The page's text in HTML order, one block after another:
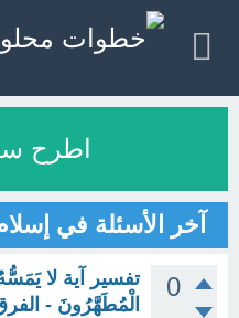
اطرح
آخر الأسئلة في
0
تفسير آية لا يَمَسُّهُ
الْمُطَهَّرُونَ -